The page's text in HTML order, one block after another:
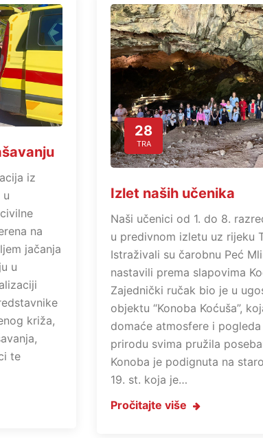
iz
u
na
jačanja
u
križa,
te
28
TRA
Izlet naših učenika
Naši učenici od 1. do 8.
u predivnom izletu uz rijeku
Istraživali su čarobnu Peć
nastavili prema slapovima
Zajednički ručak bio je u
objektu “Konoba Koćuša”,
domaće atmosfere i
prirodu svima pružila
Konoba je podignuta na
19. st. koja je…
Pročitajte više